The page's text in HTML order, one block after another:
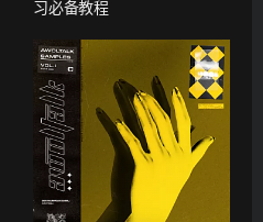
习必备教程